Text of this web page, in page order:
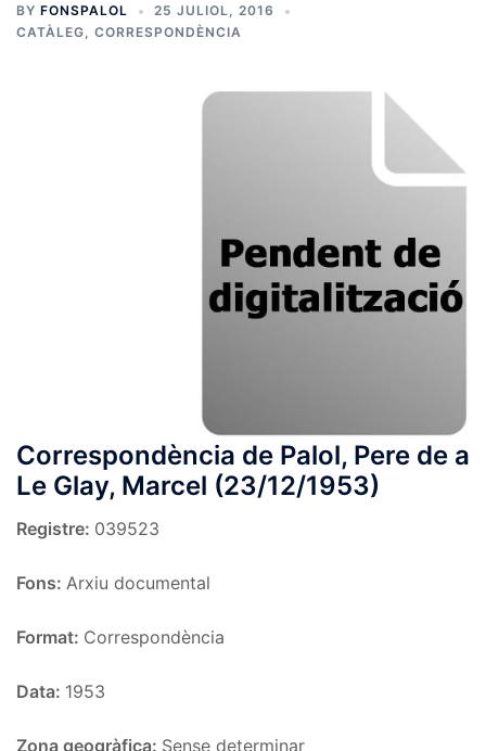
BY FONSPALOL
25 JULIOL, 2016
CATÀLEG, CORRESPONDÈNCIA
Correspondència de Palol, Pere de a
Le Glay, Marcel (23/12/1953)
Registre: 039523
Fons: Arxiu documental
Format: Correspondència
Data: 1953
Zona geogràfica: Sense determinar